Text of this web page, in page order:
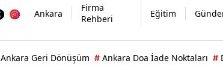
Ankara
Firma
Rehberi
Eğitim
Ankara Geri Dönüşüm # Ankara Doa İade Noktaları #